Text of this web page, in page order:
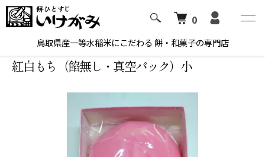
0
鳥取県産一等水稲米にこだわる 餅・和菓子の専門店
餅｜生餅、誕生餅、等
紅白もち（餡無し・真空パック）小